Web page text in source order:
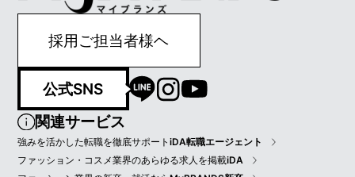
採用ご担当者様ヘ
公式SNS
関連サービス
強みを活かした転職を徹底サポートiDA転職エージェント
ファッション・コスメ業界のあらゆる求人を掲載iDA